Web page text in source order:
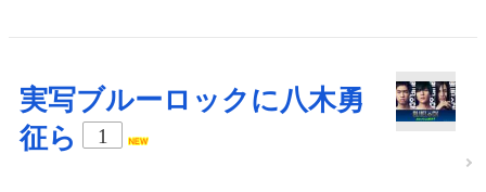
実写ブルーロックに八木勇
征ら
1